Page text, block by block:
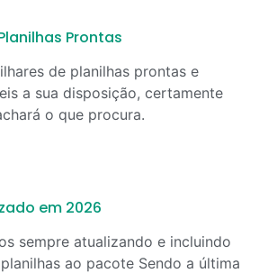
Prontas
de planilhas prontas e
a sua disposição, certamente
o que procura.
em 2026
sempre atualizando e incluindo
ao pacote Sendo a última